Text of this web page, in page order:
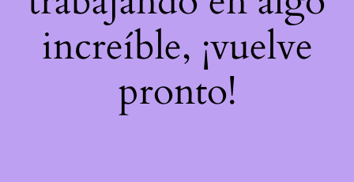
increíble, ¡vuelve
pronto!